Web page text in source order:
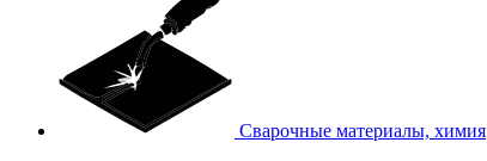
Сварочные материалы, химия